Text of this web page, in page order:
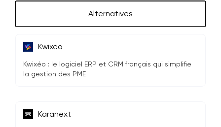
Alternatives
Kwixeo
Kwixéo : le logiciel ERP et CRM français qui simplifie
la gestion des PME
Karanext